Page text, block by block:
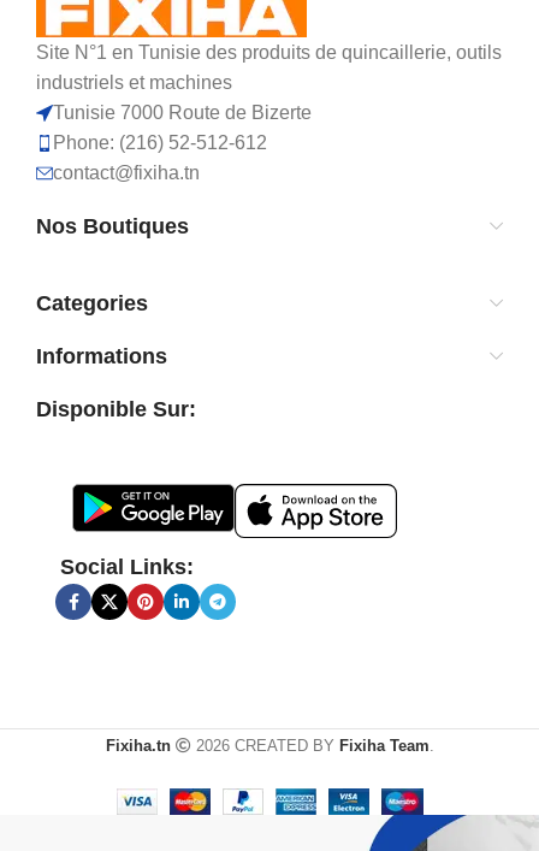
Site N°1 en Tunisie des produits de quincaillerie, outils
industriels et machines
Tunisie 7000 Route de Bizerte
Phone: (216) 52-512-612
contact@fixiha.tn
Nos Boutiques
Categories
Informations
Disponible Sur:
Social Links:
Fixiha.tn 2026 CREATED BY Fixiha Team.